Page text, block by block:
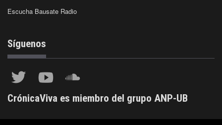
Escucha Bausate Radio
Síguenos
CrónicaViva es miembro del grupo ANP-UB